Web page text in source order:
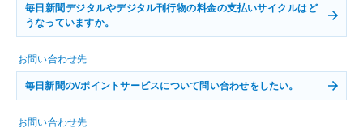
毎日新聞デジタルやデジタル刊行物の料金の支払いサイクルはど
うなっていますか。
お問い合わせ先
毎日新聞のVポイントサービスについて問い合わせをしたい。
お問い合わせ先